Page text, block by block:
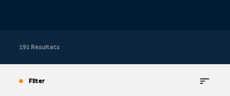
191 Résultats
Filter